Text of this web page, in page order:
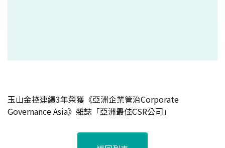
玉山金控連續3年榮獲《亞洲企業管治Corporate
Governance Asia》雜誌「亞洲最佳CSR公司」